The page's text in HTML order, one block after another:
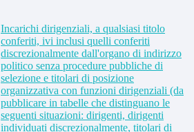
Incarichi dirigenziali, a qualsiasi titolo
conferiti, ivi inclusi quelli conferiti
discrezionalmente dall'organo di indirizzo
politico senza procedure pubbliche di
selezione e titolari di posizione
organizzativa con funzioni dirigenziali (da
pubblicare in tabelle che distinguano le
seguenti situazioni: dirigenti, dirigenti
individuati discrezionalmente, titolari di